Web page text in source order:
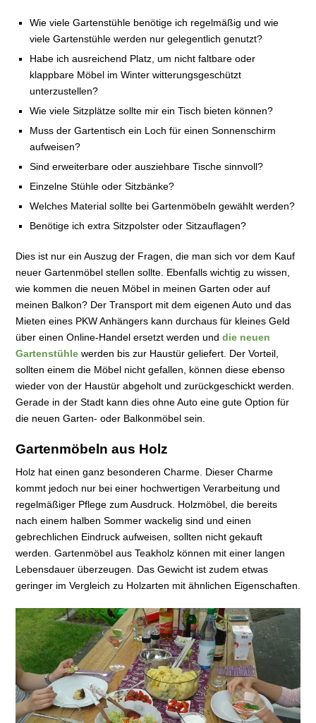
Wie viele Gartenstühle benötige ich regelmäßig und wie
viele Gartenstühle werden nur gelegentlich genutzt?
Habe ich ausreichend Platz, um nicht faltbare oder
klappbare Möbel im Winter witterungsgeschützt
unterzustellen?
Wie viele Sitzplätze sollte mir ein Tisch bieten können?
Muss der Gartentisch ein Loch für einen Sonnenschirm
aufweisen?
Sind erweiterbare oder ausziehbare Tische sinnvoll?
Einzelne Stühle oder Sitzbänke?
Welches Material sollte bei Gartenmöbeln gewählt werden?
Benötige ich extra Sitzpolster oder Sitzauflagen?
Dies ist nur ein Auszug der Fragen, die man sich vor dem Kauf
neuer Gartenmöbel stellen sollte. Ebenfalls wichtig zu wissen,
wie kommen die neuen Möbel in meinen Garten oder auf
meinen Balkon? Der Transport mit dem eigenen Auto und das
Mieten eines PKW Anhängers kann durchaus für kleines Geld
über einen Online-Handel ersetzt werden und die neuen
Gartenstühle werden bis zur Haustür geliefert. Der Vorteil,
sollten einem die Möbel nicht gefallen, können diese ebenso
wieder von der Haustür abgeholt und zurückgeschickt werden.
Gerade in der Stadt kann dies ohne Auto eine gute Option für
die neuen Garten- oder Balkonmöbel sein.
Gartenmöbeln aus Holz
Holz hat einen ganz besonderen Charme. Dieser Charme
kommt jedoch nur bei einer hochwertigen Verarbeitung und
regelmäßiger Pflege zum Ausdruck. Holzmöbel, die bereits
nach einem halben Sommer wackelig sind und einen
gebrechlichen Eindruck aufweisen, sollten nicht gekauft
werden. Gartenmöbel aus Teakholz können mit einer langen
Lebensdauer überzeugen. Das Gewicht ist zudem etwas
geringer im Vergleich zu Holzarten mit ähnlichen Eigenschaften.